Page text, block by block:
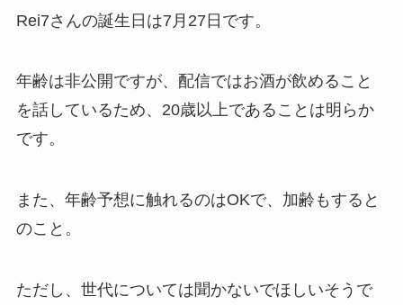
Rei7さんの誕生日は7月27日です。
年齢は非公開ですが、配信ではお酒が飲めること
を話しているため、20歳以上であることは明らか
です。
また、年齢予想に触れるのはOKで、加齢もすると
のこと。
ただし、世代については聞かないでほしいそうで